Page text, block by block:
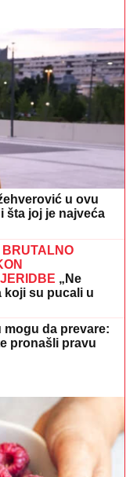
u ovu
šta joj je najveća
„Ne
koji su pucali u
mogu da prevare:
pronašli pravu